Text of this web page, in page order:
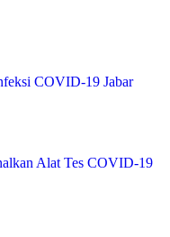
COVID-19 Jabar
Alat Tes COVID-19